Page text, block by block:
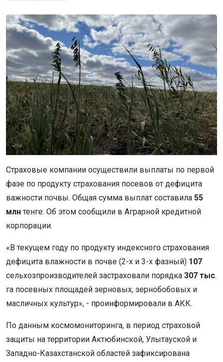
Страховые компании осуществили выплаты по первой
фазе по продукту страхования посевов от дефицита
важности почвы. Общая сумма выплат составила 55
млн тенге. Об этом сообщили в Аграрной кредитной
корпорации.
«В текущем году по продукту индексного страхования
дефицита влажности в почве (2-х и 3-х фазный) 107
сельхозпроизводителей застраховали порядка 307 тыс.
га посевных площадей зерновых, зернобобовых и
масличных культур», - проинформировали в АКК.
По данным космомониторинга, в период страховой
защиты на территории Актюбинской, Улытауской и
Западно-Казахстанской областей зафиксирована